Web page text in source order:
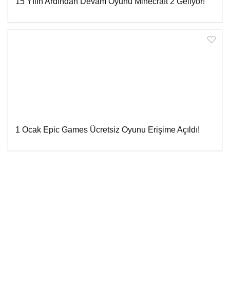
1 Ocak Epic Games Ücretsiz Oyunu Erişime Açıldı!